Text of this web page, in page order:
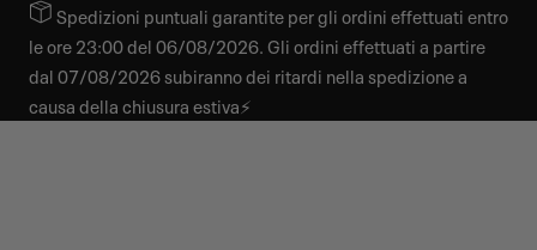
CONTENUTOSpedizioni puntuali garantite per gli ordini effettuati entro
le ore 23:00 del 06/08/2026. Gli ordini effettuati a partire
dal 07/08/2026 subiranno dei ritardi nella spedizione a
causa della chiusura estiva⚡